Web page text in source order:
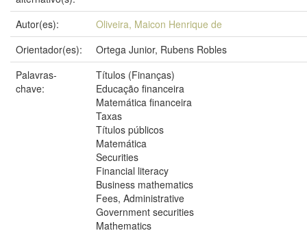
Autor(es):
Oliveira, Maicon Henrique de
Orientador(es):
Ortega Junior, Rubens Robles
Palavras-
chave:
Títulos (Finanças)
Educação financeira
Matemática financeira
Taxas
Títulos públicos
Matemática
Securities
Financial literacy
Business mathematics
Fees, Administrative
Government securities
Mathematics